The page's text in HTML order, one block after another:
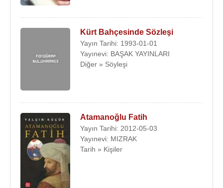
Kürt Bahçesinde Sözleşi
Yayın Tarihi: 1993-01-01
Yayınevi: BAŞAK YAYINLARI
Diğer » Söyleşi
Atamanoğlu Fatih
Yayın Tarihi: 2012-05-03
Yayınevi: MIZRAK
Tarih » Kişiler